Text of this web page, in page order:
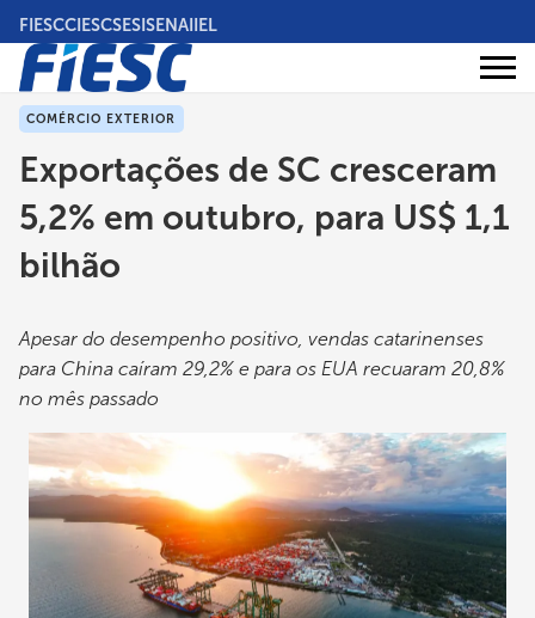
Pular
para
conteúdo
principal
FIESCCIESCSESISENAIIEL
Áreas
COMÉRCIO EXTERIOR
Exportações de SC cresceram
5,2% em outubro, para US$ 1,1
bilhão
Apesar do desempenho positivo, vendas catarinenses
para China caíram 29,2% e para os EUA recuaram 20,8%
no mês passado